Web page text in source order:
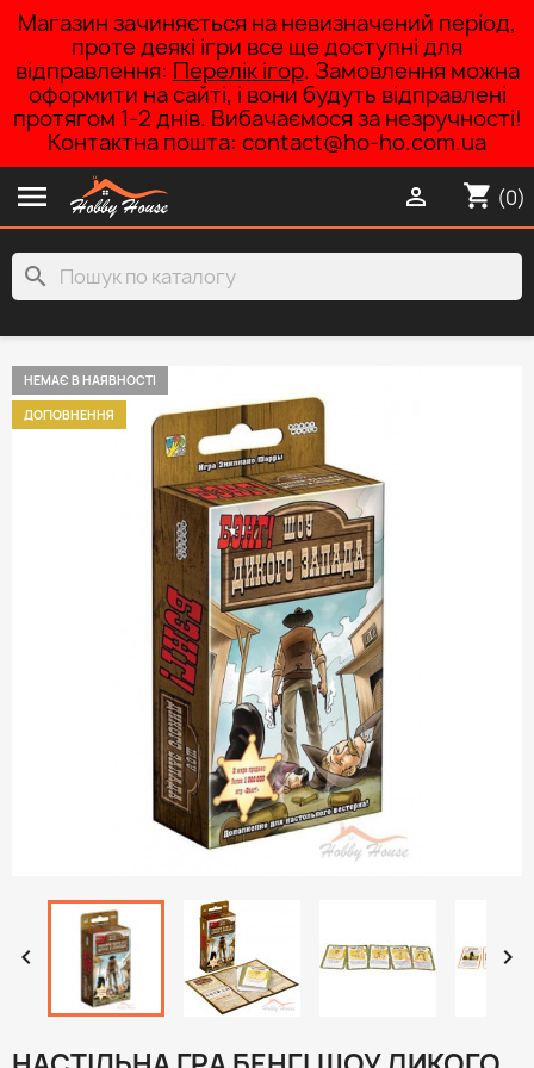
Магазин зачиняється на невизначений період,
проте деякі ігри все ще доступні для
відправлення: Перелік ігор. Замовлення можна
оформити на сайті, і вони будуть відправлені
протягом 1-2 днів. Вибачаємося за незручності!
Контактна пошта: contact@ho-ho.com.ua
 shopping_cart (0)

search
НЕМАЄ В НАЯВНОСТІ
ДОПОВНЕННЯ
 